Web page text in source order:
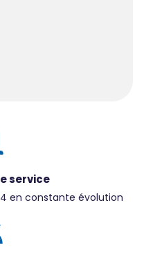
service
en constante évolution